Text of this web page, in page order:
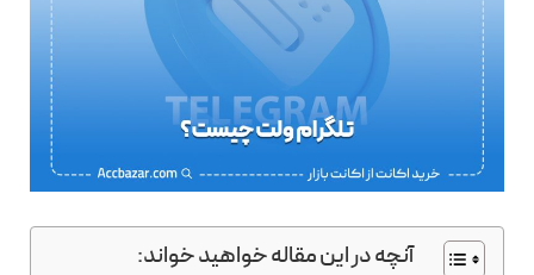
آنچه در این مقاله خواهید خواند: